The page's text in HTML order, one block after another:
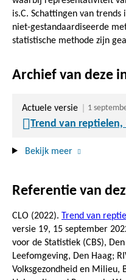
is.C. Schattingen van
niet-gestandaardiseerde
statistische methode zijn
Archief van deze
Actuele versie 1
Trend van reptielen,
Bekijk meer
Referentie van
CLO (2022). Trend van
versie 19, 15 september
voor de Statistiek (CBS),
Leefomgeving, Den Haag;
Volksgezondheid en Milieu,